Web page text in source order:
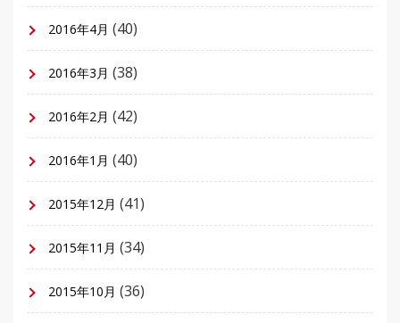
2016年4月 (40)
2016年3月 (38)
2016年2月 (42)
2016年1月 (40)
2015年12月 (41)
2015年11月 (34)
2015年10月 (36)